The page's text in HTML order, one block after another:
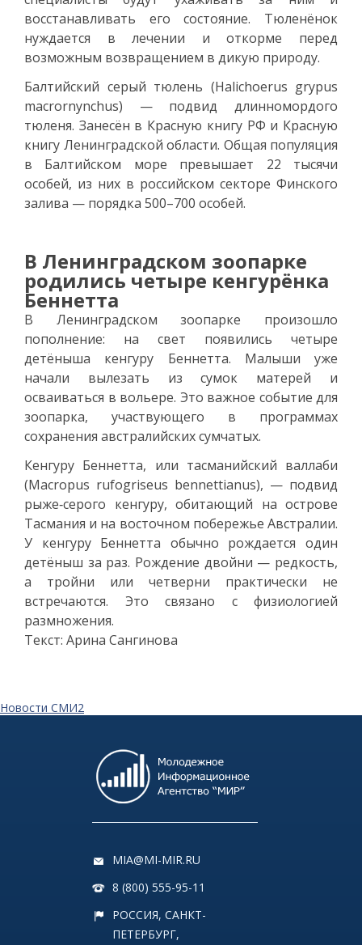
восстанавливать его состояние. Тюленёнок
нуждается в лечении и откорме перед
возможным возвращением в дикую природу.
Балтийский серый тюлень (Halichoerus grypus
macrornynchus) — подвид длинномордого
тюленя. Занесён в Красную книгу РФ и Красную
книгу Ленинградской области. Общая популяция
в Балтийском море превышает 22 тысячи
особей, из них в российском секторе Финского
залива — порядка 500–700 особей.
В Ленинградском зоопарке
родились четыре кенгурёнка
Беннетта
В Ленинградском зоопарке произошло
пополнение: на свет появились четыре
детёныша кенгуру Беннетта. Малыши уже
начали вылезать из сумок матерей и
осваиваться в вольере. Это важное событие для
зоопарка, участвующего в программах
сохранения австралийских сумчатых.
Кенгуру Беннетта, или тасманийский валлаби
(Macropus rufogriseus bennettianus), — подвид
рыже‑серого кенгуру, обитающий на острове
Тасмания и на восточном побережье Австралии.
У кенгуру Беннетта обычно рождается один
детёныш за раз. Рождение двойни — редкость,
а тройни или четверни практически не
встречаются. Это связано с физиологией
размножения.
Текст: Арина Сангинова
Новости СМИ2
MIA@MI-MIR.RU
8 (800) 555-95-11
РОССИЯ, САНКТ-
ПЕТЕРБУРГ,